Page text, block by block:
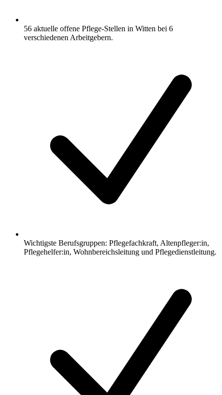
56 aktuelle offene Pflege-Stellen in Witten bei 6
verschiedenen Arbeitgebern.
Wichtigste Berufsgruppen: Pflegefachkraft, Altenpfleger:in,
Pflegehelfer:in, Wohnbereichsleitung und Pflegedienstleitung.